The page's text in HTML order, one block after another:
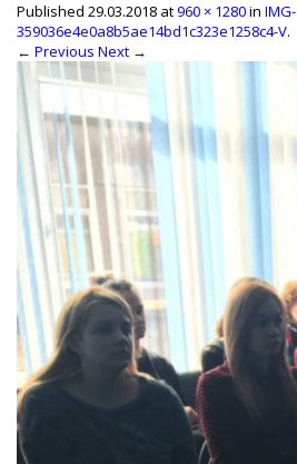
Published 29.03.2018 at960 × 1280in IMG-
359036e4e0a8b5ae14bd1c323e1258c4-V.
← Previous Next →